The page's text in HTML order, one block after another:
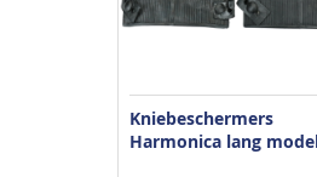
Kniebeschermers
Harmonica lang